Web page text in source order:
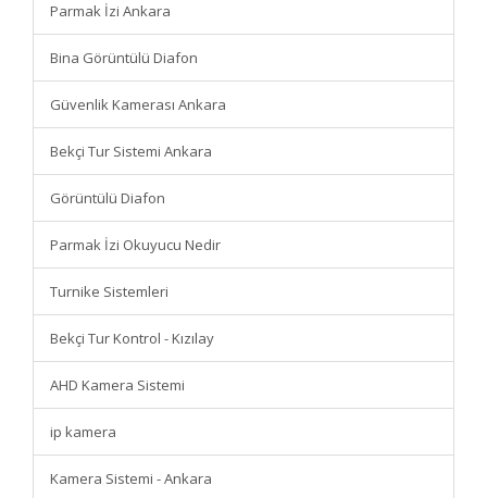
Parmak İzi Ankara
Bina Görüntülü Diafon
Güvenlik Kamerası Ankara
Bekçi Tur Sistemi Ankara
Görüntülü Diafon
Parmak İzi Okuyucu Nedir
Turnike Sistemleri
Bekçi Tur Kontrol - Kızılay
AHD Kamera Sistemi
ip kamera
Kamera Sistemi - Ankara